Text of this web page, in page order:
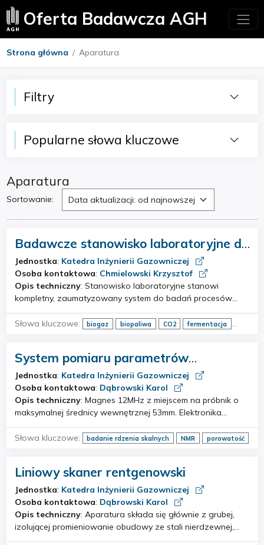
Oferta Badawcza AGH
Strona główna Aparatura
Filtry
Popularne słowa kluczowe
Aparatura
Sortowanie: Data aktualizacji: od najnowszej
Badawcze stanowisko laboratoryjne do
badania procesów fermentacji i
produkcji biogazu
Jednostka: Katedra Inżynierii Gazowniczej
Osoba kontaktowa: Chmielowski Krzysztof
Opis techniczny: Stanowisko laboratoryjne stanowi
kompletny, zaumatyzowany system do badań procesów
fermentacji metanowej i produkcji biogazu. Charakteryzuje
się modułową budową, wysoką precyzją pomiarów, pełną
Słowa kluczowe: biogaz biopaliwa CO2
fermentacja
System pomiaru parametrów
przepływu w ośrodku dla przepływu
dwufazowego
Jednostka: Katedra Inżynierii Gazowniczej
Osoba kontaktowa: Dąbrowski Karol
Opis techniczny: Magnes 12MHz z miejscem na próbnik o
maksymalnej średnicy wewnętrznej 53mm. Elektronika
spektrometru cyfrowego z programatorem impulsów,
akwizycja z szybkim próbkowaniem A/D, przedwzmacniacz
Słowa kluczowe: badanie rdzenia skalnych NMR
porowatość
Liniowy skaner rentgenowski
Jednostka: Katedra Inżynierii Gazowniczej
Osoba kontaktowa: Dąbrowski Karol
Opis techniczny: Aparatura składa się głównie z grubej,
izolującej promieniowanie obudowy ze stali nierdzewnej,
sterowanego komputerowo generatora promieniowania